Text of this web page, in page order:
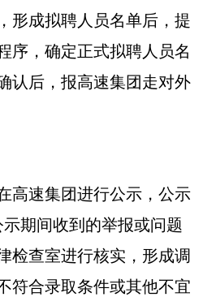
形成拟聘人员名单后，提
序，确定正式拟聘人员名
认后，报高速集团走对外
高速集团进行公示，公示
期间收到的举报或问题
检查室进行核实，形成调
符合录取条件或其他不宜